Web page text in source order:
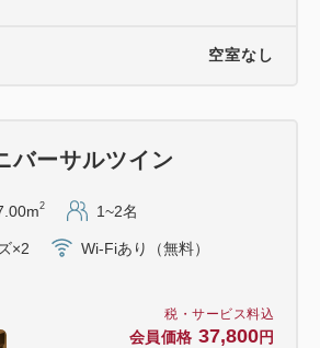
空室なし
税・サービス料込
会員価格 37,800円
バーサルツイン
2 1~2名
×2 Wi-Fiあり（無料）